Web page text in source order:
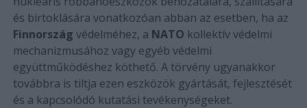
és birtoklására vonatkozóan abban az esetben, ha az
Finnország védelméhez, a NATO kollektív védelmi
mechanizmusához vagy egyéb védelmi
együttműködéshez köthető. A törvény ugyanakkor
továbbra is tiltja ezen eszközök gyártását, fejlesztését
és a kapcsolódó kutatási tevékenységeket.